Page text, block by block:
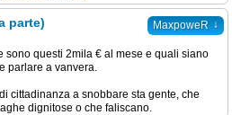
MaxpoweR ↓
parte)
sono questi 2mila € al mese e quali siano
parlare a vanvera.
cittadinanza a snobbare sta gente, che
dignitose o che faliscano.